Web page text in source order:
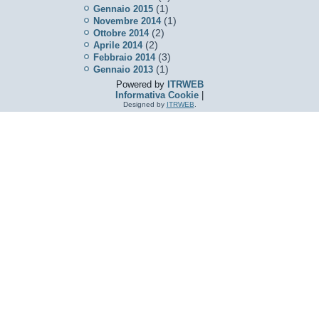
Gennaio 2015 (1)
Novembre 2014(1)
Ottobre 2014(2)
Aprile 2014(2)
Febbraio 2014(3)
Gennaio 2013 (1)
Powered by ITRWEB
Informativa Cookie
Designed by ITRWEB